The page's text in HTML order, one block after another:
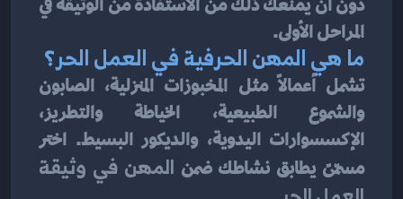
المراحل الأولى.
ما هي المهن الحرفية في العمل الحر؟
الإكسسوارات اليدوية، والديكور البسيط. اختر
مسمّىً يطابق نشاطك ضمن